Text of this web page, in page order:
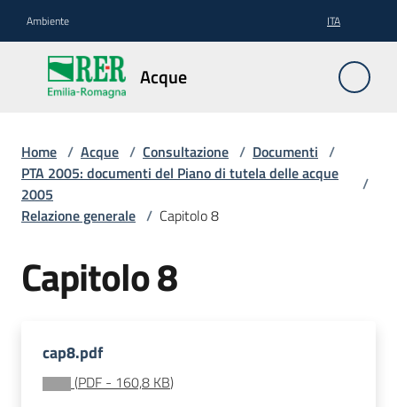
Ambiente ITA
Acque
Acque
Pianificazione
Contratti
fiume
Home / Acque / Consultazione / Documenti /
PTA 2005: documenti del Piano di tutela delle acque
2005
/
Relazione generale / Capitolo 8
Capitolo 8
cap8.pdf
(PDF - 160,8 KB)